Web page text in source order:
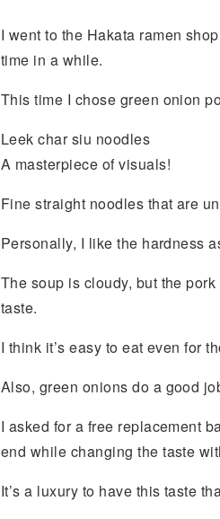
I went to the Hakata ramen
time in a while.
This time I chose green onion
Leek char siu noodles
A masterpiece of visuals!
Fine straight noodles that are
Personally, I like the hardness
The soup is cloudy, but the
taste.
I think it’s easy to eat even for
Also, green onions do a good
I asked for a free replacement
end while changing the taste
It’s a luxury to have this taste